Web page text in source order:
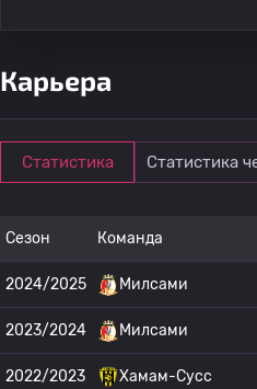
Карьера
Статистика Статистика
Сезон Команда
2024/2025 Милсами
2023/2024 Милсами
2022/2023 Хамам-Сусс